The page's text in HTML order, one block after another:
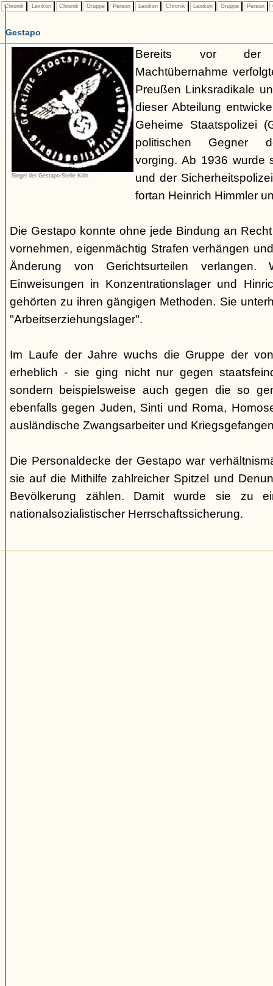
Chronik Lexikon Chronik Gruppe Person Lexikon Chronik Lexikon Gruppe Person
Gestapo
Siegel der Gestapo-Stelle Köln
Bereits vor der
Machtübernahme
Preußen Linksradikale
dieser Abteilung
Geheime Staatspolizei
politischen Gegner
vorging. Ab 1936 wurde
und der
fortan Heinrich Himmler
Die Gestapo konnte ohne jede Bindung an
vornehmen, eigenmächtig Strafen verhängen
Änderung von Gerichtsurteilen verlangen.
Einweisungen in Konzentrationslager und
gehörten zu ihren gängigen Methoden. Sie
"Arbeitserziehungslager".
Im Laufe der Jahre wuchs die Gruppe der
erheblich - sie ging nicht nur gegen
sondern beispielsweise auch gegen die so
ebenfalls gegen Juden, Sinti und Roma,
ausländische Zwangsarbeiter und
Die Personaldecke der Gestapo war
sie auf die Mithilfe zahlreicher Spitzel und
Bevölkerung zählen. Damit wurde sie zu
nationalsozialistischer Herrschaftssicherung.